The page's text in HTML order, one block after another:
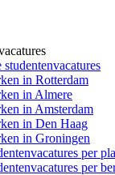
studentenvacatures
in Rotterdam
in Almere
in Amsterdam
in Den Haag
in Groningen
per
per